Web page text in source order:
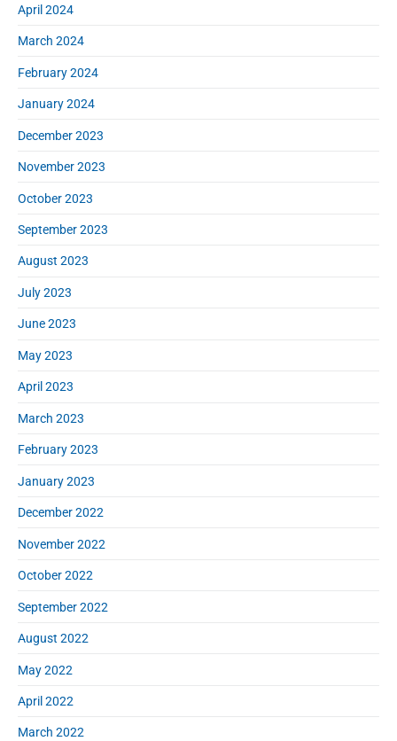
April 2024
March 2024
February 2024
January 2024
December 2023
November 2023
October 2023
September 2023
August 2023
July 2023
June 2023
May 2023
April 2023
March 2023
February 2023
January 2023
December 2022
November 2022
October 2022
September 2022
August 2022
May 2022
April 2022
March 2022